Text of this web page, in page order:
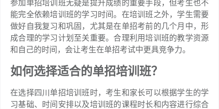
参加单招培训班无疑是提升成绩的重要手段，但考生也不
能完全依赖培训班的学习时间。在培训班之外，学生需要
做好自我复习和巩固，尤其是在单招考前的几个月中，形
成合理的学习计划至关重要。合理利用培训班的教学资源
和自己的时间，会让考生在单招考试中更具竞争力。
如何选择适合的单招培训班？
在选择四川单招培训班时，考生和家长可以根据学生的学
习基础、时间安排以及培训班的课程时长和内容进行综合